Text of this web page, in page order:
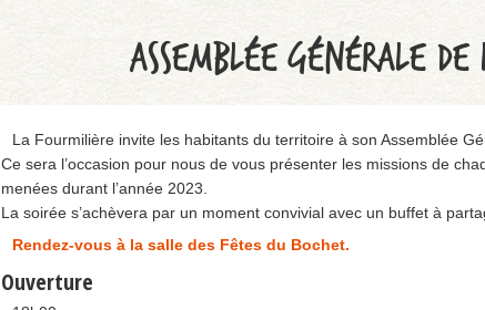
ASSEMBLÉE GÉNÉRALE
La Fourmilière invite les habitants du territoire à son Assemblée
Ce sera l’occasion pour nous de vous présenter les missions de
menées durant l’année 2023.
La soirée s’achèvera par un moment convivial avec un buffet à
Rendez-vous à la salle des Fêtes du Bochet.
Ouverture